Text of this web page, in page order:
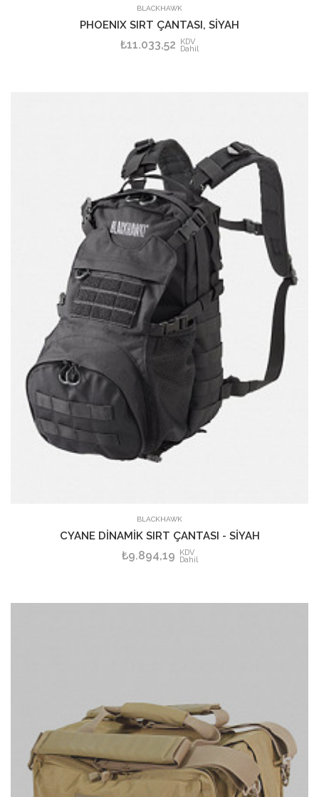
SEPETE EKLE
BLACKHAWK
PHOENIX SIRT ÇANTASI, SİYAH
₺11.033,52 KDV
Dahil
SEPETE EKLE
BLACKHAWK
CYANE DİNAMİK SIRT ÇANTASI - SİYAH
₺9.894,19 KDV
Dahil